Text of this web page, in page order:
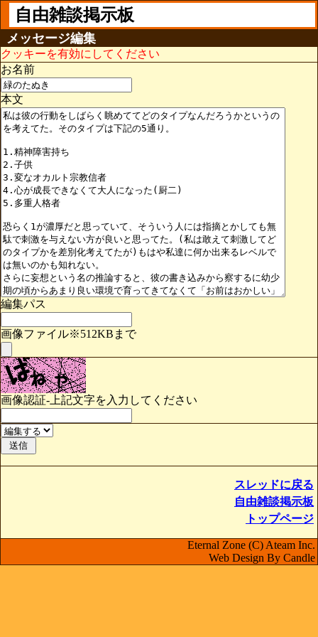
自由雑談掲示板
メッセージ編集
クッキーを有効にしてください
お名前
本文
編集パス
画像ファイル※512KBまで
画像認証-上記文字を入力してください
スレッドに戻る
自由雑談掲示板
トップページ
Eternal Zone (C) Ateam Inc.
Web Design By Candle